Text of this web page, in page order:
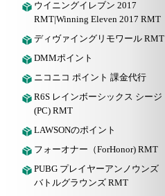
ウイニングイレブン 2017
RMT|Winning Eleven 2017 RMT
ディヴァイングリモワール RMT
DMMポイント
ニコニコ ポイント 課金代行
R6S レインボーシックス シージ
(PC) RMT
LAWSONのポイント
フォーオナー（ForHonor) RMT
PUBG プレイヤーアンノウンズ
バトルグラウンズ RMT